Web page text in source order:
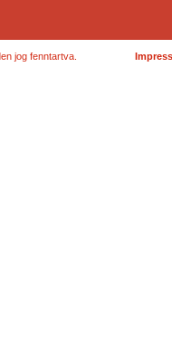
jog fenntartva.